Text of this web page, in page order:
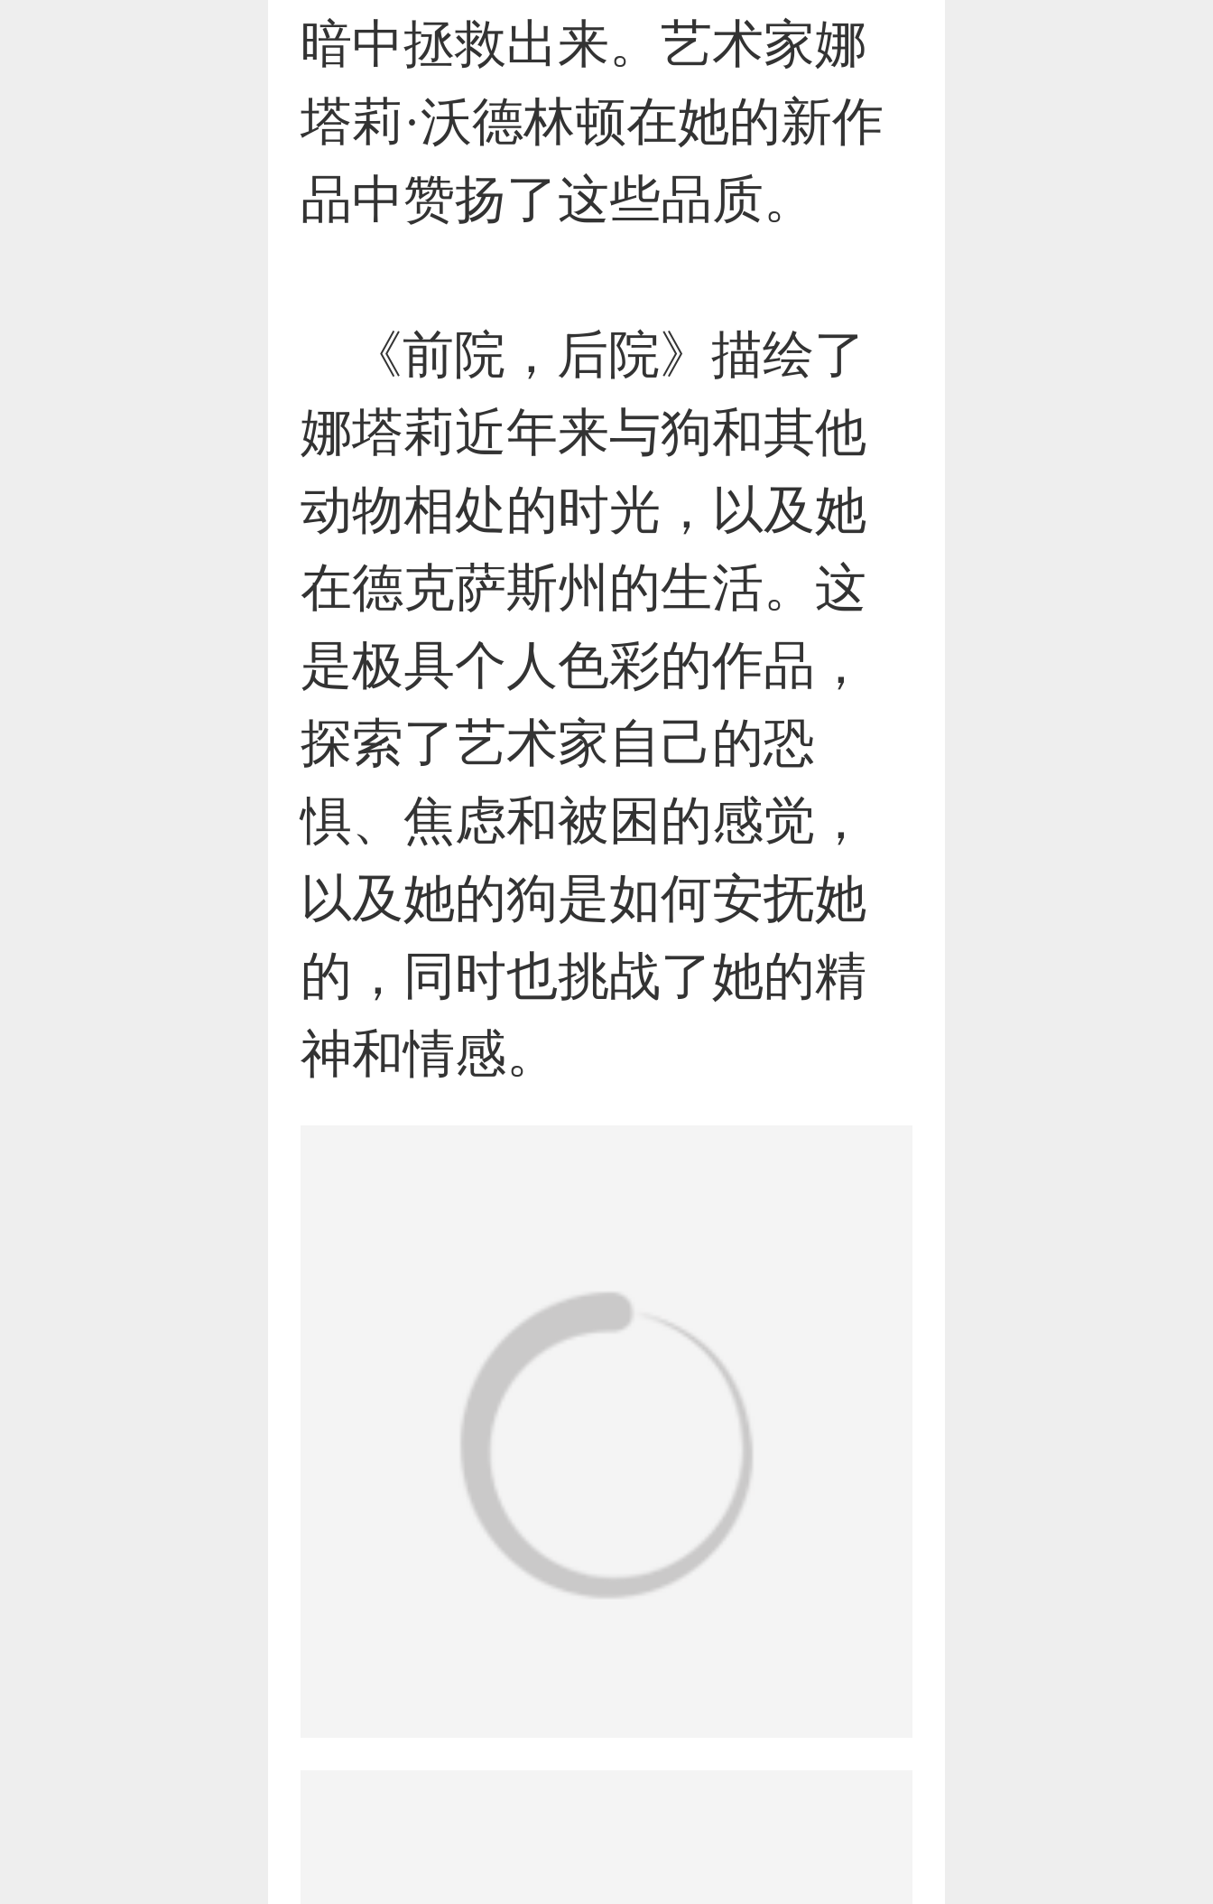
恭喜133****6466用户作品已成功备案！
更多
暗中拯救出来。艺术家娜
塔莉·沃德林顿在她的新作
品中赞扬了这些品质。
《前院，后院》描绘了
娜塔莉近年来与狗和其他
动物相处的时光，以及她
在德克萨斯州的生活。这
是极具个人色彩的作品，
探索了艺术家自己的恐
惧、焦虑和被困的感觉，
以及她的狗是如何安抚她
的，同时也挑战了她的精
神和情感。